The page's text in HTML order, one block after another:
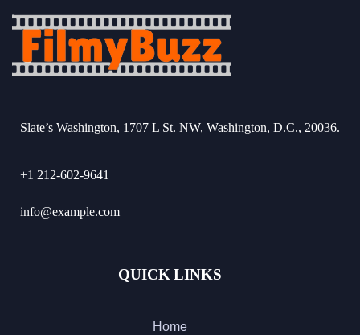
Slate’s Washington, 1707 L St. NW, Washington, D.C., 20036.
+1 212-602-9641
info@example.com
QUICK LINKS
Home